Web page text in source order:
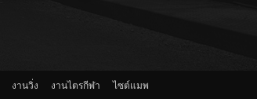
งานวิ่ง งานไตรกีฬา ไซต์แมพ